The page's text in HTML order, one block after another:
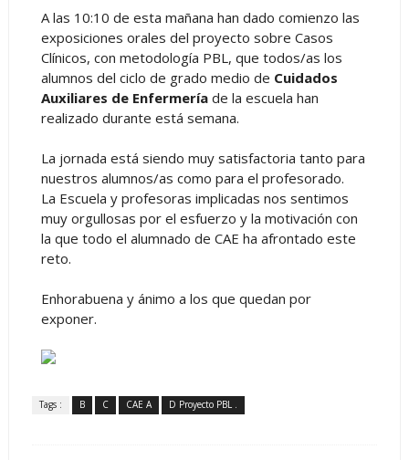
A las 10:10 de esta mañana han dado comienzo las
exposiciones orales del proyecto sobre Casos
Clínicos, con metodología PBL, que todos/as los
alumnos del ciclo de grado medio de Cuidados
Auxiliares de Enfermeríade la escuela han
realizado durante está semana.
La jornada está siendo muy satisfactoria tanto para
nuestros alumnos/as como para el profesorado.
La Escuela y profesoras implicadas nos sentimos
muy orgullosas por el esfuerzo y la motivación con
la que todo el alumnado de CAE ha afrontado este
reto.
Enhorabuena y ánimo a los que quedan por
exponer.
Tags : B C CAE A D Proyecto PBL .